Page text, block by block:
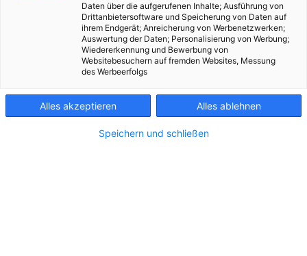
Daten über die aufgerufenen Inhalte; Ausführung von
Drittanbietersoftware und Speicherung von Daten auf
ihrem Endgerät; Anreicherung von Werbenetzwerken;
Auswertung der Daten; Personalisierung von Werbung;
Wiedererkennung und Bewerbung von
Websitebesuchern auf fremden Websites, Messung
des Werbeerfolgs
Alles akzeptieren Alles ablehnen
Speichern und schließen